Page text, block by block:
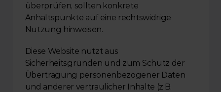
überprüfen, sollten konkrete
Anhaltspunkte auf eine rechtswidrige
Nutzung hinweisen.
Diese Website nutzt aus
Sicherheitsgründen und zum Schutz der
Übertragung personenbezogener Daten
und anderer vertraulicher Inhalte (z.B.